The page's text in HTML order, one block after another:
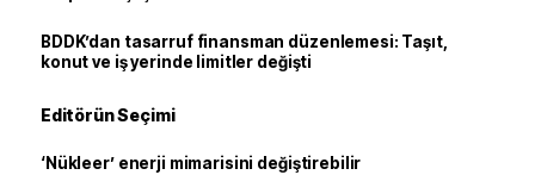
BDDK’dan tasarruf finansman düzenlemesi: Taşıt,
konut ve iş yerinde limitler değişti
Editörün Seçimi
‘Nükleer’ enerji mimarisini değiştirebilir